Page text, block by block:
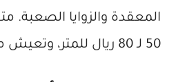
المعقدة والزوايا الصعبة.
50 لـ 80 ريال للمتر، وتعيش من 10 لـ 15 سنة.